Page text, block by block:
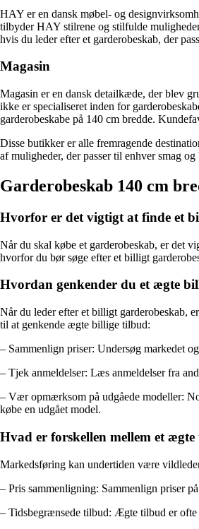
HAY er en dansk møbel- og
tilbyder HAY stilrene og stilfulde
hvis du leder efter et garderobeskab, der
Magasin
Magasin er en dansk detailkæde, der blev
ikke er specialiseret inden for
garderobeskabe på 140 cm bredde.
Disse butikker er alle fremragende
af muligheder, der passer til enhver smag og
Garderobeskab 140 cm
Hvorfor er det vigtigt at finde et
Når du skal købe et garderobeskab, er det
hvorfor du bør søge efter et billigt
Hvordan genkender du et ægte
Når du leder efter et billigt garderobeskab,
til at genkende ægte billige tilbud:
– Sammenlign priser: Undersøg markedet
– Tjek anmeldelser: Læs anmeldelser fra
– Vær opmærksom på udgåede modeller:
købe en udgået model.
Hvad er forskellen mellem et
Markedsføring kan undertiden være
– Pris sammenligning: Sammenlign priser
– Tidsbegrænsede tilbud: Ægte tilbud er